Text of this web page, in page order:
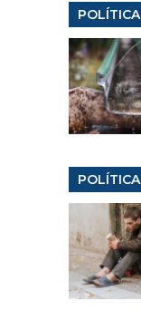
POLÍTICA
POLÍTICA